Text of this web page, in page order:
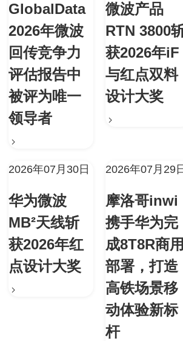
GlobalData
2026年微波
回传竞争力
评估报告中
被评为唯一
领导者
微波产品
RTN 3800
获2026年iF
与红点双料
设计大奖
2026年07月30日
华为微波
MB²天线斩
获2026年红
点设计大奖
2026年07月29
摩洛哥inwi
携手华为完
成8T8R商
部署，打造
高铁场景移
动体验新标
杆